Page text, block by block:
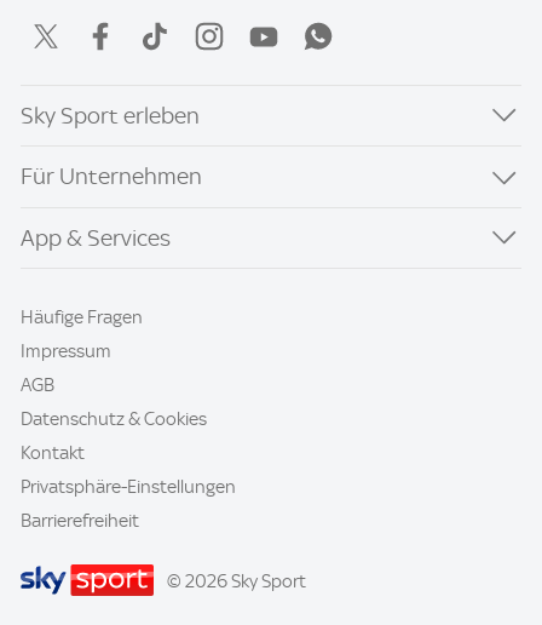
Sky Sport erleben
Für Unternehmen
App & Services
Häufige Fragen
Impressum
AGB
Datenschutz & Cookies
Kontakt
Privatsphäre-Einstellungen
Barrierefreiheit
© 2026 Sky Sport